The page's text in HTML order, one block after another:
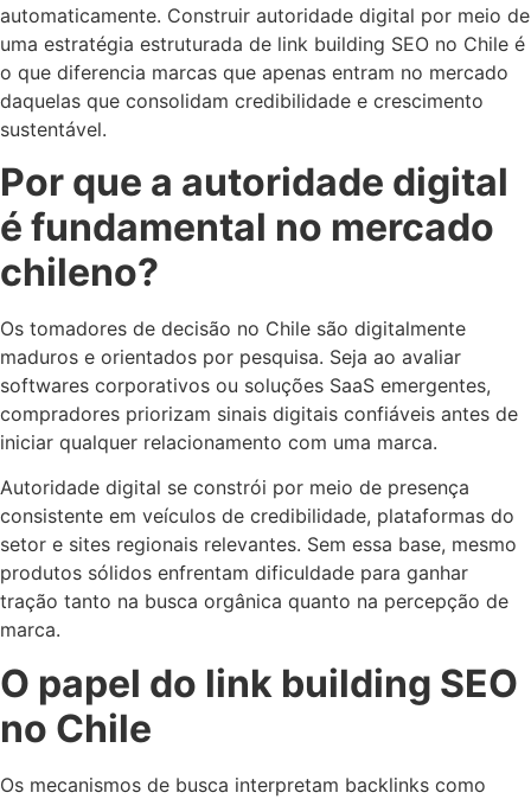
automaticamente. Construir autoridade digital por meio de
uma estratégia estruturada de link building SEO no Chile é
o que diferencia marcas que apenas entram no mercado
daquelas que consolidam credibilidade e crescimento
sustentável.
Por que a autoridade digital
é fundamental no mercado
chileno?
Os tomadores de decisão no Chile são digitalmente
maduros e orientados por pesquisa. Seja ao avaliar
softwares corporativos ou soluções SaaS emergentes,
compradores priorizam sinais digitais confiáveis antes de
iniciar qualquer relacionamento com uma marca.
Autoridade digital se constrói por meio de presença
consistente em veículos de credibilidade, plataformas do
setor e sites regionais relevantes. Sem essa base, mesmo
produtos sólidos enfrentam dificuldade para ganhar
tração tanto na busca orgânica quanto na percepção de
marca.
O papel do link building SEO
no Chile
Os mecanismos de busca interpretam backlinks como